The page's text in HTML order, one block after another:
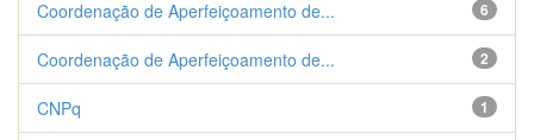
6
Coordenação de Aperfeiçoamento de...
2
Coordenação de Aperfeiçoamento de...
1
CNPq